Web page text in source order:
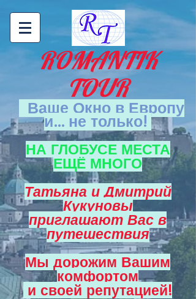
ROMANTIK
TOUR
Ваше Окно в Европу
и... не только!
НА ГЛОБУСЕ МЕСТА
ЕЩЁ МНОГО
Татьяна и Дмитрий
Кукуновы
приглашают Вас в
путешествия
Мы дорожим Вашим
комфортом
и своей репутацией!